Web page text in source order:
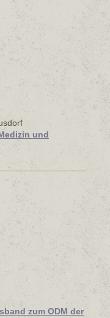
und
zum ODM der